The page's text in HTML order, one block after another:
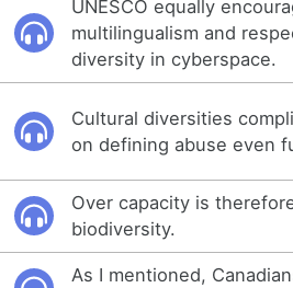
UNESCO equally
multilingualism and
diversity in cyberspace.
Cultural diversities
on defining abuse even
Over capacity is
biodiversity.
As I mentioned,